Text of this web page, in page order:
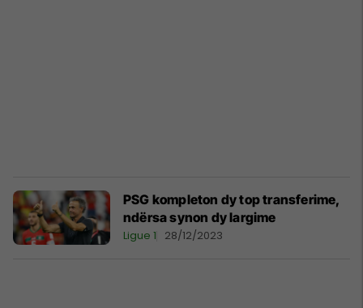
PSG kompleton dy top transferime,
ndërsa synon dy largime
Ligue 1 28/12/2023